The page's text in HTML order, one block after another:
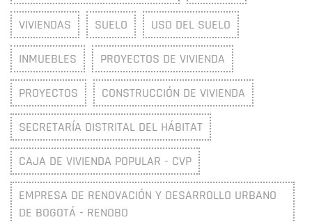
VIVIENDAS SUELO USO DEL SUELO
INMUEBLES PROYECTOS DE VIVIENDA
PROYECTOS CONSTRUCCIÓN DE VIVIENDA
SECRETARÍA DISTRITAL DEL HÁBITAT
CAJA DE VIVIENDA POPULAR - CVP
EMPRESA DE RENOVACIÓN Y DESARROLLO URBANO
DE BOGOTÁ - RENOBO